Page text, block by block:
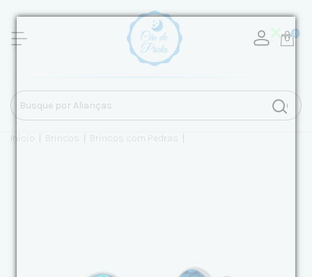
0
Início Brincos Brincos com Pedras